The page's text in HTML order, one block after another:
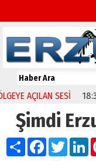
AÇILAN SESİ 18:35
Şimdi
PaylaşFacebook